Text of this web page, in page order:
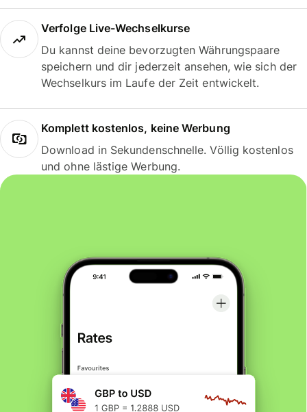
Verfolge Live-Wechselkurse
Du kannst deine bevorzugten Währungspaare
speichern und dir jederzeit ansehen, wie sich der
Wechselkurs im Laufe der Zeit entwickelt.
Komplett kostenlos, keine Werbung
Download in Sekundenschnelle. Völlig kostenlos
und ohne lästige Werbung.